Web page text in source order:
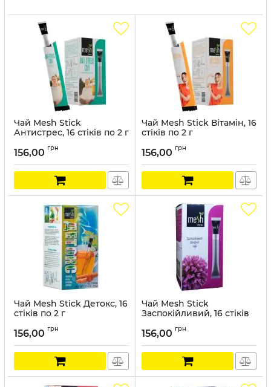
Чай Mesh Stick
Антистрес, 16 стіків по 2 г
156,00 грн
Чай Mesh Stick Вiтамiн, 16
стіків по 2 г
156,00 грн
Чай Mesh Stick Детокс, 16
стіків по 2 г
156,00 грн
Чай Mesh Stick
Заспокійливий, 16 стіків
Артикул: MSH002
156,00 грн